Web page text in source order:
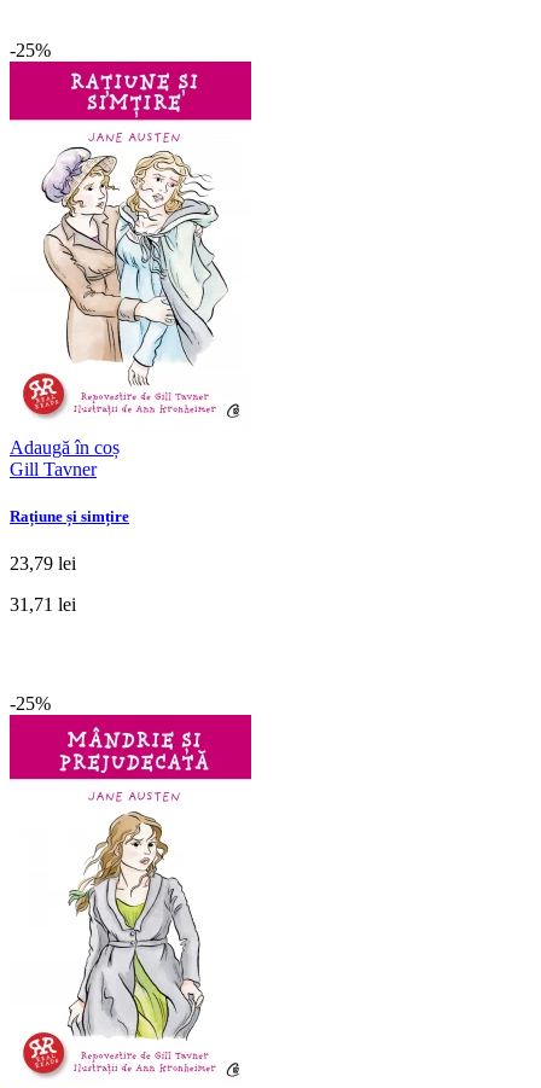
-25%
Adaugă în coș
Gill Tavner
Rațiune și simțire
23,79 lei
31,71 lei
-25%